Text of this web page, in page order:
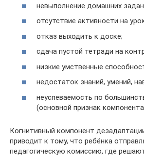
невыполнение домашних
отсутствие активности на
отказ выходить к доске;
сдача пустой тетради на
низкие умственные
недостаток знаний, умений,
неуспеваемость по
(основной признак
Когнитивный компонент
приводит к тому, что ребёнка
педагогическую комиссию, где